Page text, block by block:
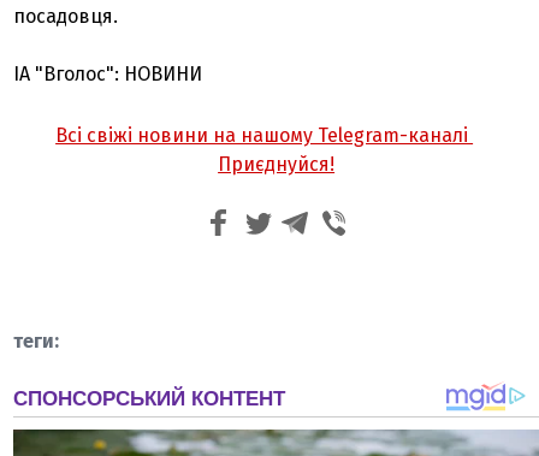
посадовця.
ІА "Вголос": НОВИНИ
Всі свіжі новини на нашому Telegram-каналі
Приєднуйся!